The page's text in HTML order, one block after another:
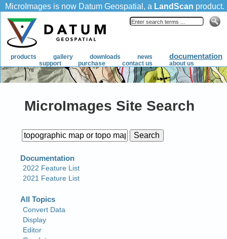
MicroImages Site Search